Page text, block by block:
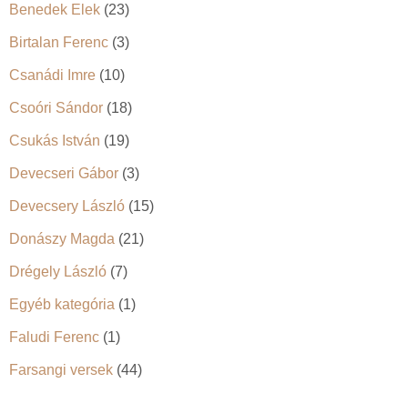
Benedek Elek (23)
Birtalan Ferenc (3)
Csanádi Imre (10)
Csoóri Sándor (18)
Csukás István (19)
Devecseri Gábor (3)
Devecsery László (15)
Donászy Magda (21)
Drégely László (7)
Egyéb kategória (1)
Faludi Ferenc (1)
Farsangi versek (44)